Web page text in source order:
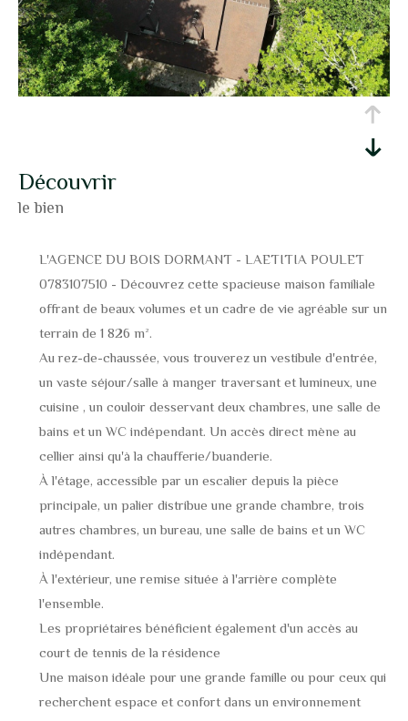
découvrir
le bien
L'AGENCE DU BOIS DORMANT - LAETITIA POULET
0783107510 - Découvrez cette spacieuse maison familiale
offrant de beaux volumes et un cadre de vie agréable sur un
terrain de 1 826 m².
Au rez-de-chaussée, vous trouverez un vestibule d'entrée,
un vaste séjour/salle à manger traversant et lumineux, une
cuisine , un couloir desservant deux chambres, une salle de
bains et un WC indépendant. Un accès direct mène au
cellier ainsi qu'à la chaufferie/buanderie.
À l'étage, accessible par un escalier depuis la pièce
principale, un palier distribue une grande chambre, trois
autres chambres, un bureau, une salle de bains et un WC
indépendant.
À l'extérieur, une remise située à l'arrière complète
l'ensemble.
Les propriétaires bénéficient également d'un accès au
court de tennis de la résidence
Une maison idéale pour une grande famille ou pour ceux qui
recherchent espace et confort dans un environnement